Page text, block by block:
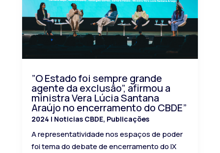
”O Estado foi sempre grande
agente da exclusão”, afirmou a
ministra Vera Lúcia Santana
Araújo no encerramento do CBDE”
2024 | Noticias CBDE, Publicações
A representatividade nos espaços de poder
foi tema do debate de encerramento do IX